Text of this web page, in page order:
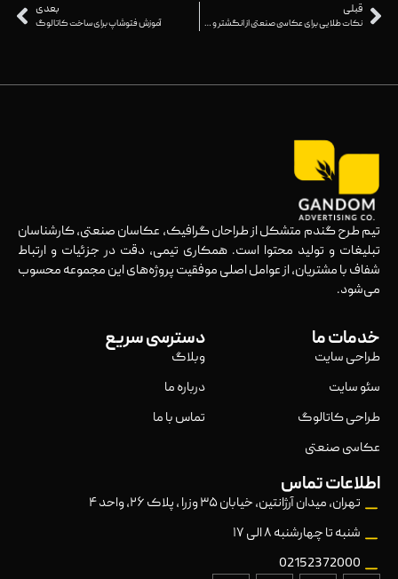
قبلی
نکات طلایی برای عکاسی صنعتی از انگشتر و جواهرات
بعدی
آموزش فتوشاپ برای ساخت کاتالوگ
تیم طرح گندم متشکل از طراحان گرافیک، عکاسان صنعتی، کارشناسان
تبلیغات و تولید محتوا است. همکاری تیمی، دقت در جزئیات و ارتباط
شفاف با مشتریان، از عوامل اصلی موفقیت پروژه‌های این مجموعه محسوب
می‌شود.
خدمات ما
طراحی سایت
سئو سایت
طراحی کاتالوگ
عکاسی صنعتی
دسترسی سریع
وبلاگ
درباره ما
تماس با ما
اطلاعات تماس
تهران، میدان آرژانتین، خیابان ۳۵ وزرا ، پلاک ۲۶، واحد ۴
شنبه تا چهارشنبه ۸ الی ۱۷
02152372000